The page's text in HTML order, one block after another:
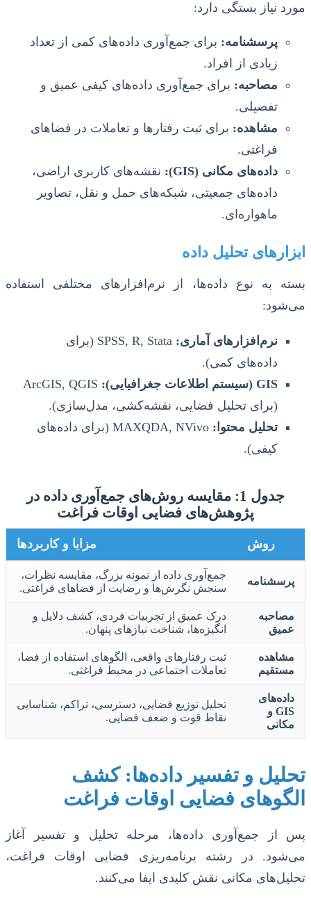
مورد نیاز بستگی دارد:
پرسشنامه: برای جمع‌آوری داده‌های کمی از تعداد
زیادی از افراد.
مصاحبه: برای جمع‌آوری داده‌های کیفی عمیق و
تفصیلی.
مشاهده: برای ثبت رفتارها و تعاملات در فضاهای
فراغتی.
داده‌های مکانی (GIS):
نقشه‌های کاربری اراضی،
داده‌های جمعیتی، شبکه‌های حمل و نقل، تصاویر
ماهواره‌ای.
ابزارهای تحلیل داده
بسته به نوع داده‌ها، از نرم‌افزارهای مختلفی استفاده
می‌شود:
نرم‌افزارهای آماری:
SPSS, R, Stata (برای
داده‌های کمی).
GIS (سیستم اطلاعات جغرافیایی):
ArcGIS, QGIS
(برای تحلیل فضایی، نقشه‌کشی، مدل‌سازی).
تحلیل محتوا:
MAXQDA, NVivo (برای داده‌های
کیفی).
جدول 1: مقایسه روش‌های جمع‌آوری داده در
پژوهش‌های فضایی اوقات فراغت
روش مزایا و کاربردها
پرسشنامه
جمع‌آوری داده از نمونه بزرگ، مقایسه نظرات،
سنجش نگرش‌ها و رضایت از فضاهای فراغتی.
مصاحبه
عمیق
درک عمیق از تجربیات فردی، کشف دلایل و
انگیزه‌ها، شناخت نیازهای پنهان.
مشاهده
مستقیم
ثبت رفتارهای واقعی، الگوهای استفاده از فضا،
تعاملات اجتماعی در محیط فراغتی.
داده‌های
GIS و
مکانی
تحلیل توزیع فضایی، دسترسی، تراکم، شناسایی
نقاط قوت و ضعف فضایی.
تحلیل و تفسیر داده‌ها: کشف
الگوهای فضایی اوقات فراغت
پس از جمع‌آوری داده‌ها، مرحله تحلیل و تفسیر آغاز
می‌شود. در رشته برنامه‌ریزی فضایی اوقات فراغت،
تحلیل‌های مکانی نقش کلیدی ایفا می‌کنند.